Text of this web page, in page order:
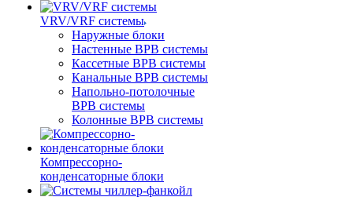
VRV/VRF системы
Наружные блоки
Настенные ВРВ системы
Кассетные ВРВ системы
Канальные ВРВ системы
Напольно-потолочные
ВРВ системы
Колонные ВРВ системы
Компрессорно-
конденсаторные блоки